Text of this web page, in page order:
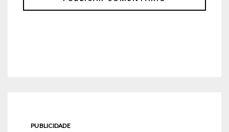
PUBLICIDADE